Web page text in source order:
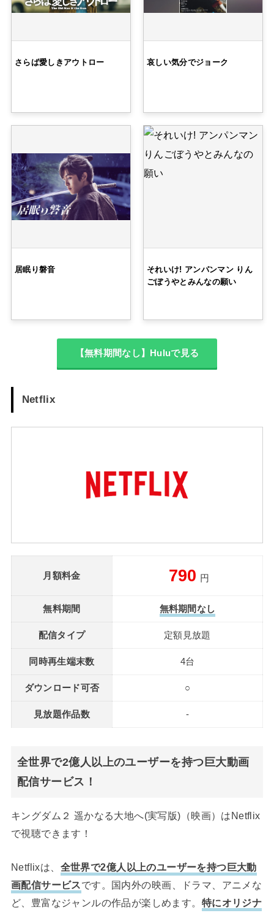
さらば愛しきアウトロー 哀しい気分でジョーク
居眠り磐音
それいけ! アンパンマン りん
ごぼうやとみんなの願い
【無料期間なし】Huluで見る
Netflix
月額料金 790 円
無料期間 無料期間なし
配信タイプ 定額見放題
同時再生端末数 4台
ダウンロード可否 ○
見放題作品数 -
全世界で2億人以上のユーザーを持つ巨大動画
配信サービス！
キングダム２ 遥かなる大地へ(実写版)（映画）はNetflix
で視聴できます！
Netflixは、 全世界で2億人以上のユーザーを持つ巨大動
画配信サービスです。国内外の映画、ドラマ、アニメな
ど、豊富なジャンルの作品が楽しめます。 特にオリジナ